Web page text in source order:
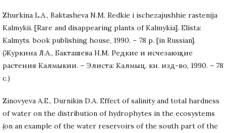
Zhurkina L.A., Baktasheva N.M. Redkie i ischezajushhie rastenija
Kalmykii. [Rare and disappearing plants of Kalmykia]. Elista:
Kalmyts. book publishing house, 1990. – 78 p. [in Russian].
(Журкина Л.А., Бакташева Н.М. Редкие и исчезающие
растения Калмыкии. – Элиста: Калмыц. кн. изд-во, 1990. – 78
с.)
Zinovyeva A.E., Durnikin D.A. Effect of salinity and total hardness
of water on the distribution of hydrophytes in the ecosystems
(on an example of the water reservoirs of the south part of the